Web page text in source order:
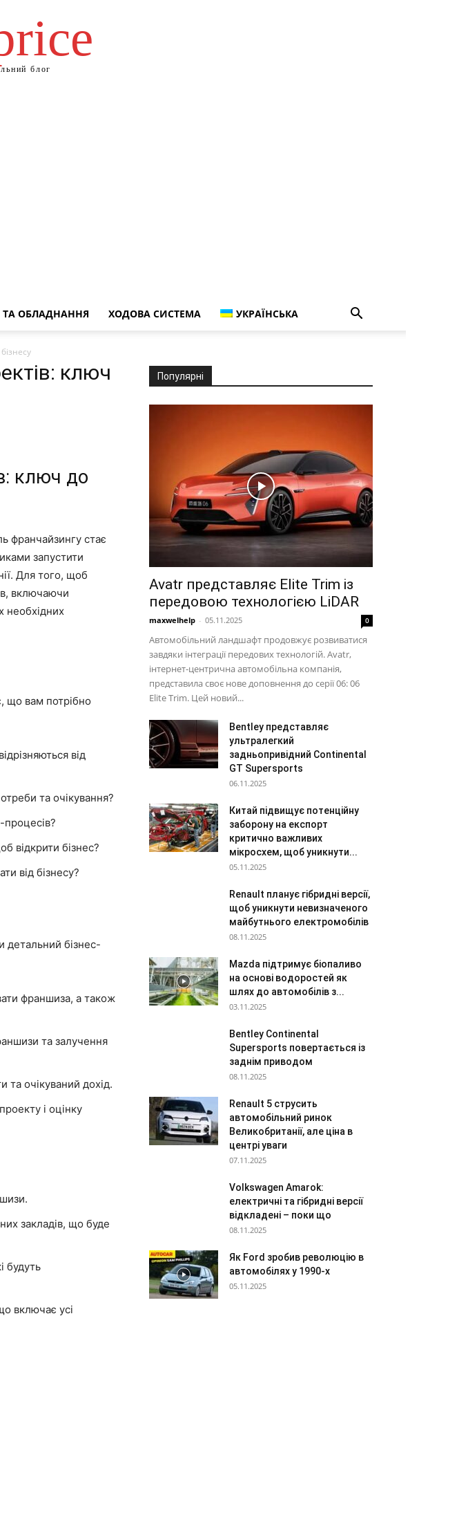
блог
ТА ОБЛАДНАННЯ ХОДОВА СИСТЕМА УКРАЇНСЬКА
ключ
ключ до
франчайзингу стає
запустити
Для того, щоб
включаючи
необхідних
що вам потрібно
від
та очікування?
відкрити бізнес?
від бізнесу?
детальний бізнес-
франшиза, а також
та залучення
та очікуваний дохід.
і оцінку
закладів, що буде
будуть
включає усі
Популярні
Avatr представляє Elite Trim із
передовою технологією LiDAR
maxwelhelp - 05.11.2025 0
Автомобільний ландшафт продовжує розвиватися
завдяки інтеграції передових технологій. Avatr,
інтернет-центрична автомобільна компанія,
представила своє нове доповнення до серії 06: 06
Elite Trim. Цей новий...
Bentley представляє
ультралегкий
задньопривідний Continental
GT Supersports
06.11.2025
Китай підвищує потенційну
заборону на експорт
критично важливих
мікросхем, щоб уникнути...
05.11.2025
Renault планує гібридні версії,
щоб уникнути невизначеного
майбутнього електромобілів
08.11.2025
Mazda підтримує біопаливо
на основі водоростей як
шлях до автомобілів з...
03.11.2025
Bentley Continental
Supersports повертається із
заднім приводом
08.11.2025
Renault 5 струсить
автомобільний ринок
Великобританії, але ціна в
центрі уваги
07.11.2025
Volkswagen Amarok:
електричні та гібридні версії
відкладені – поки що
08.11.2025
Як Ford зробив революцію в
автомобілях у 1990-х
05.11.2025